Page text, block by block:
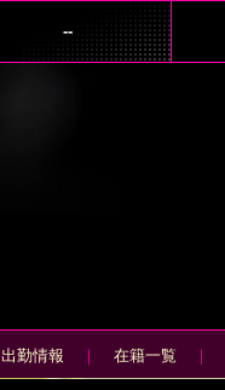
--
出勤情報 ｜ 在籍一覧 ｜